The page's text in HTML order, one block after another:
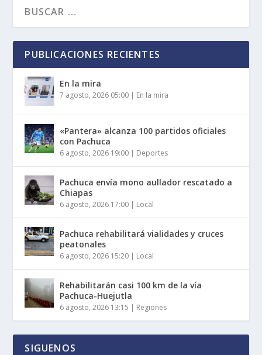
PUBLICACIONES RECIENTES
En la mira
7 agosto, 2026 05:00 | En la mira
«Pantera» alcanza 100 partidos oficiales
con Pachuca
6 agosto, 2026 19:00 | Deportes
Pachuca envía mono aullador rescatado a
Chiapas
6 agosto, 2026 17:00 | Local
Pachuca rehabilitará vialidades y cruces
peatonales
6 agosto, 2026 15:20 | Local
Rehabilitarán casi 100 km de la vía
Pachuca-Huejutla
6 agosto, 2026 13:15 | Regiones
SIGUENOS